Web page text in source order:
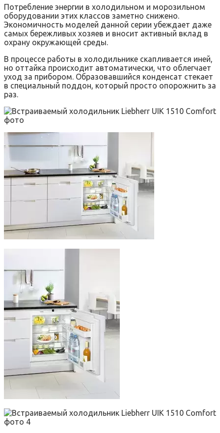
Потребление энергии в холодильном и морозильном
оборудовании этих классов заметно снижено.
Экономичность моделей данной серии убеждает даже
самых бережливых хозяев и вносит активный вклад в
охрану окружающей среды.
В процессе работы в холодильнике скапливается иней,
но оттайка происходит автоматически, что облегчает
уход за прибором. Образовавшийся конденсат стекает
в специальный поддон, который просто опорожнить за
раз.